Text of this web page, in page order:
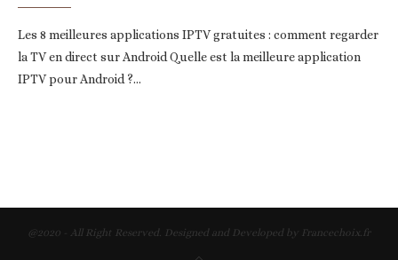
Les 8 meilleures applications IPTV gratuites : comment regarder
la TV en direct sur Android Quelle est la meilleure application
IPTV pour Android ?…
@2020 - All Right Reserved. Designed and Developed by Francechoix.fr